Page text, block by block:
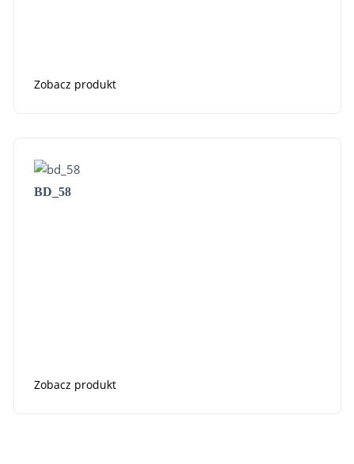
Zobacz produkt
BD_58
Zobacz produkt